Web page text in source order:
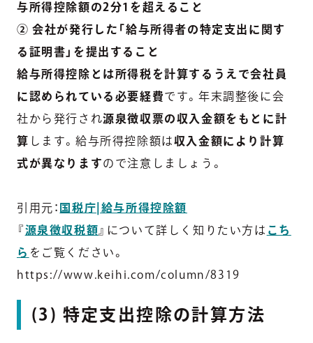
与所得控除額の2分1を超えること
② 会社が発行した「給与所得者の特定支出に関す
る証明書」を提出すること
給与所得控除とは所得税を計算するうえで会社員
に認められている必要経費です。年末調整後に会
社から発行され源泉徴収票の収入金額をもとに計
算 します。給与所得控除額は収入金額により計算
式が異なりますので注意しましょう。
引用元： 国税庁|給与所得控除額
『源泉徴収税額 』について詳しく知りたい方は こち
ら をご覧ください。
https://www.keihi.com/column/8319
(3) 特定支出控除の計算方法